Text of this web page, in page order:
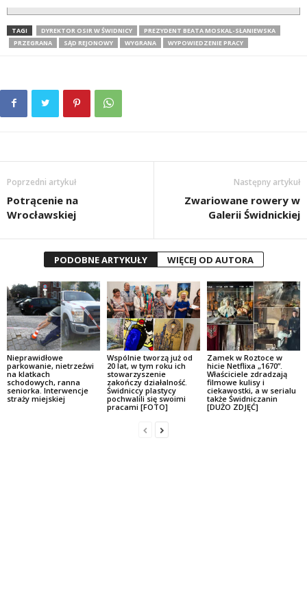
TAGI DYREKTOR OSIR W ŚWIDNICY
PREZYDENT BEATA MOSKAL-SŁANIEWSKA
PRZEGRANA
SĄD REJONOWY WYGRANA WYPOWIEDZENIE PRACY
Poprzedni artykuł
Potrącenie na
Wrocławskiej
Następny artykuł
Zwariowane rowery w
Galerii Świdnickiej
PODOBNE ARTYKUŁY WIĘCEJ OD AUTORA
Nieprawidłowe
parkowanie, nietrzeźwi
na klatkach
schodowych, ranna
seniorka. Interwencje
straży miejskiej
Wspólnie tworzą już od
20 lat, w tym roku ich
stowarzyszenie
zakończy działalność.
Świdniccy plastycy
pochwalili się swoimi
pracami [FOTO]
Zamek w Roztoce w
hicie Netflixa „1670”.
Właściciele zdradzają
filmowe kulisy i
ciekawostki, a w serialu
także Świdniczanin
[DUŻO ZDJĘĆ]